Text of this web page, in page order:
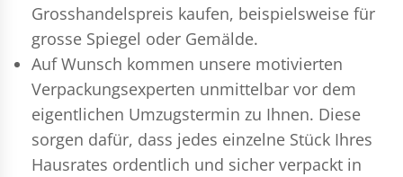
Grosshandelspreis kaufen, beispielsweise für
grosse Spiegel oder Gemälde.
Auf Wunsch kommen unsere motivierten
Verpackungsexperten unmittelbar vor dem
eigentlichen Umzugstermin zu Ihnen. Diese
sorgen dafür, dass jedes einzelne Stück Ihres
Hausrates ordentlich und sicher verpackt in